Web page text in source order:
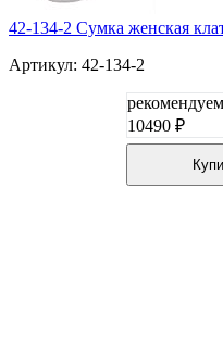
42-134-2 Сумка женская
Артикул: 42-134-2
10490 ₽